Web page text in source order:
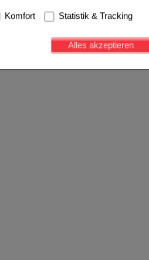
handelt es sich um Cookies, die für
Warenkorb, Kundenkonto),
genutzt um das Einkaufserlebnis
des Besuchers oder unsere
Website weiter für Sie
möglichst relevant für Sie zu
oder soziale Medien übertragen
Komfort Statistik & Tracking
Alles akzeptieren